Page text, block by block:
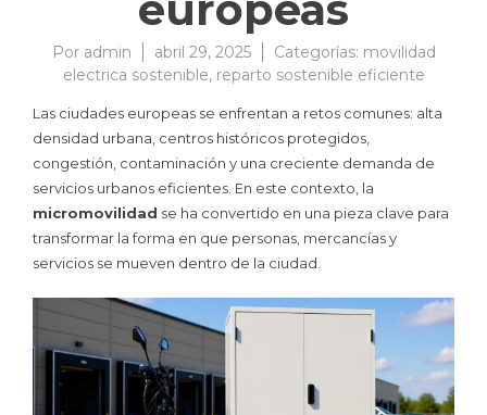
Por admin abril 29, 2025 Categorías: movilidad
electrica sostenible, reparto sostenible eficiente
Las ciudades europeas se enfrentan a retos comunes: alta
densidad urbana, centros históricos protegidos,
congestión, contaminación y una creciente demanda de
servicios urbanos eficientes. En este contexto, la
micromovilidad se ha convertido en una pieza clave para
transformar la forma en que personas, mercancías y
servicios se mueven dentro de la ciudad.